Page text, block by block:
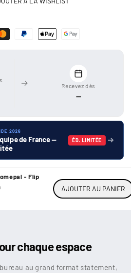
Recevez dès
—
2026
de France —
ÉD. LIMITÉE
- Flip
AJOUTER AU PANIER
chaque espace
au grand format statement,